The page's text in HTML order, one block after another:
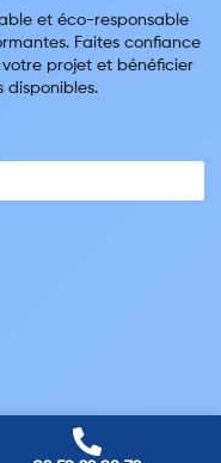
et éco-responsable
Faites confiance
projet et bénéficier
disponibles.